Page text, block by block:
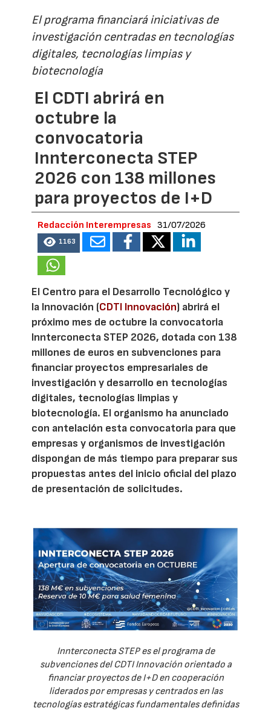
El programa financiará iniciativas de
investigación centradas en tecnologías
digitales, tecnologías limpias y
biotecnología
El CDTI abrirá en
octubre la
convocatoria
Innterconecta STEP
2026 con 138 millones
para proyectos de I+D
Redacción Interempresas 31/07/2026
1163
El Centro para el Desarrollo Tecnológico y
la Innovación (CDTI Innovación) abrirá el
próximo mes de octubre la convocatoria
Innterconecta STEP 2026, dotada con 138
millones de euros en subvenciones para
financiar proyectos empresariales de
investigación y desarrollo en tecnologías
digitales, tecnologías limpias y
biotecnología. El organismo ha anunciado
con antelación esta convocatoria para que
empresas y organismos de investigación
dispongan de más tiempo para preparar sus
propuestas antes del inicio oficial del plazo
de presentación de solicitudes.
Innterconecta STEP es el programa de
subvenciones del CDTI Innovación orientado a
financiar proyectos de I+D en cooperación
liderados por empresas y centrados en las
tecnologías estratégicas fundamentales definidas